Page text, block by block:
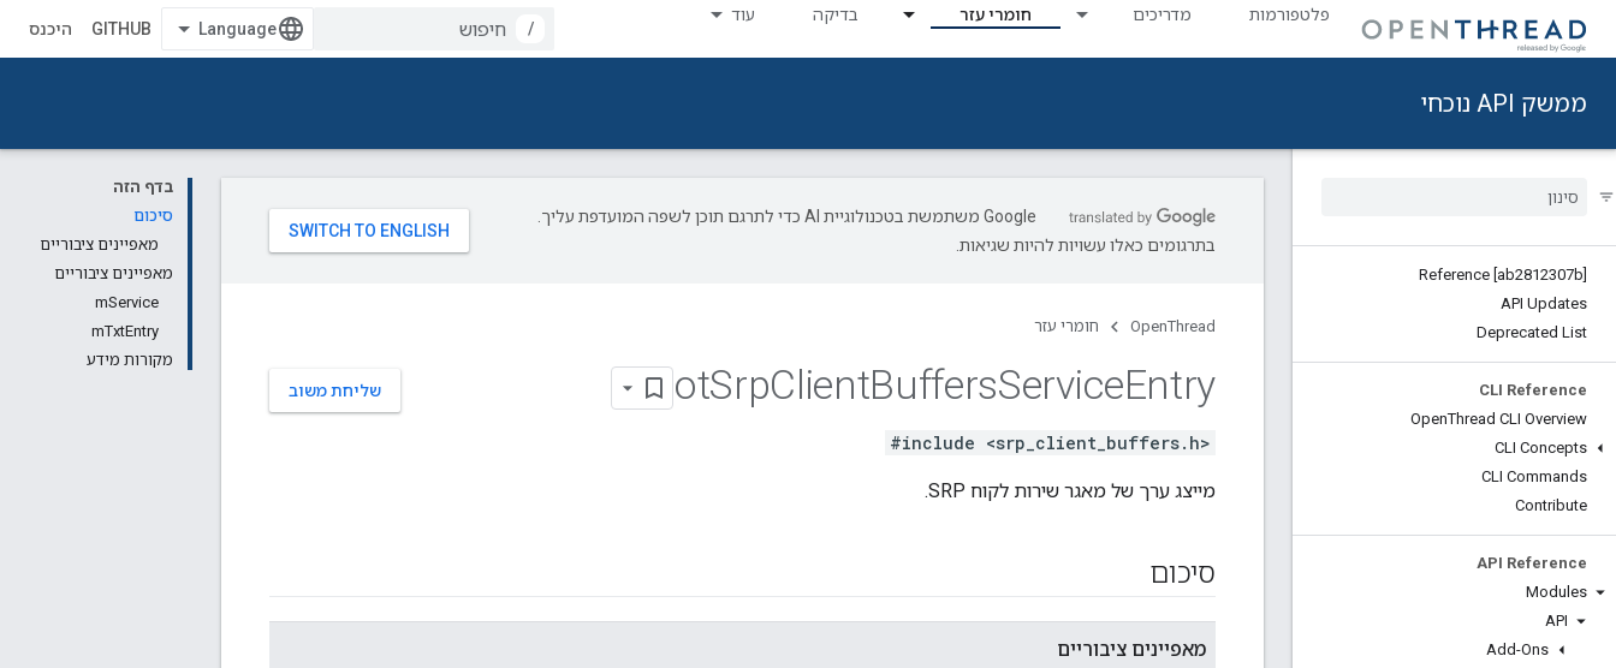
פלטפורמות מדריכים חומרי עזר בדיקה עוד
/
GITHUB היכנס
ממשק API נוכחי
Reference [ab2812307b]
API Updates
Deprecated List
CLI Reference
OpenThread CLI Overview
CLI Concepts
CLI Commands
Contribute
API Reference
Modules
API
Add-Ons
בדף הזה
סיכום
מאפיינים ציבוריים
מאפיינים ציבוריים
mService
mTxtEntry
מקורות מידע
‫Google משתמשת בטכנולוגיית AI כדי לתרגם תוכן לשפה המועדפת עליך.
בתרגומים כאלו עשויות להיות שגיאות.
OpenThread חומרי עזר
שליחת משוב otSrpClientBuffersServiceEntry
#include <srp_client_buffers.h>
מייצג ערך של מאגר שירות לקוח SRP.
סיכום
מאפיינים ציבוריים